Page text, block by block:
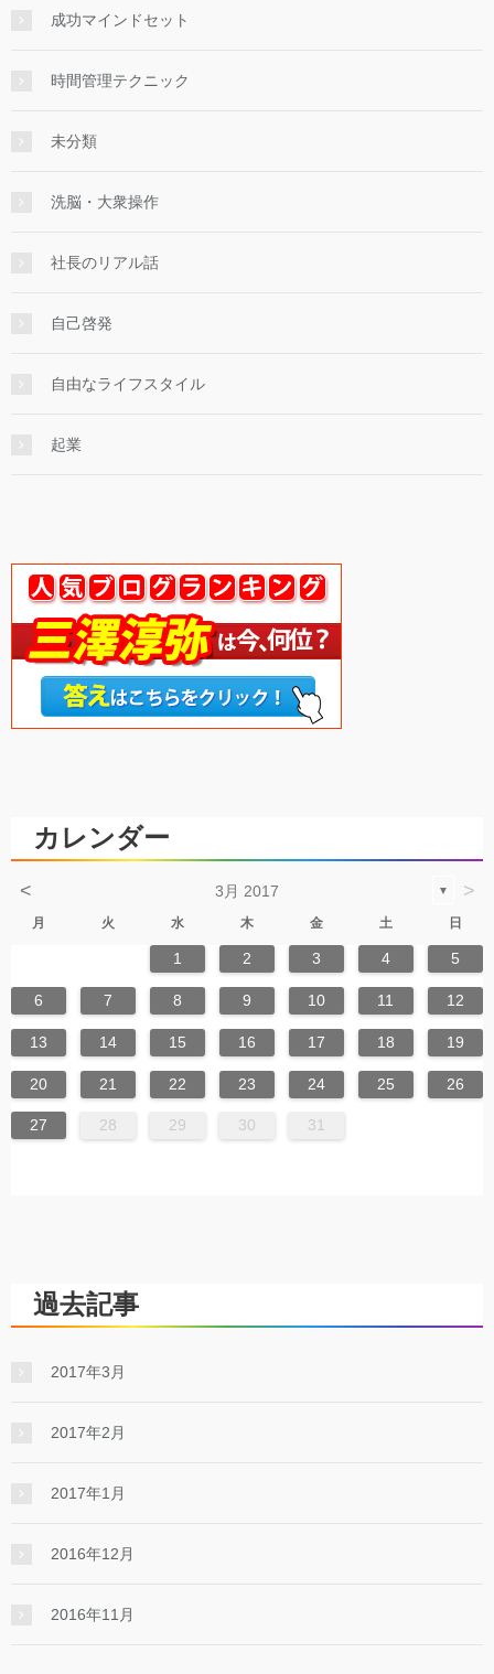
成功マインドセット
時間管理テクニック
未分類
洗脳・大衆操作
社長のリアル話
自己啓発
自由なライフスタイル
起業
カレンダー
< 3月 2017 ▼ >
月 火 水 木 金 土 日
1 2 3 4 5
6 7 8 9 10 11 12
13 14 15 16 17 18 19
20 21 22 23 24 25 26
27 28 29 30 31
過去記事
2017年3月
2017年2月
2017年1月
2016年12月
2016年11月